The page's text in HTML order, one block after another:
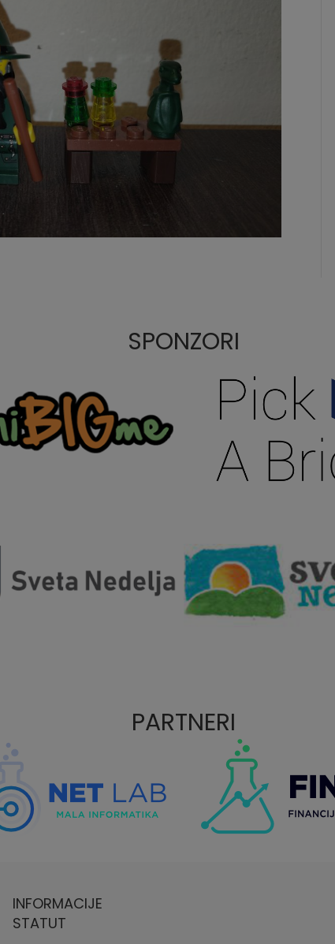
SPONZORI
PARTNERI
INFORMACIJE
STATUT